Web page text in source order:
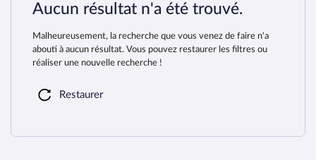
Aucun résultat n'a été trouvé.
Malheureusement, la recherche que vous venez de faire n'a
abouti à aucun résultat. Vous pouvez restaurer les filtres ou
réaliser une nouvelle recherche !
Restaurer